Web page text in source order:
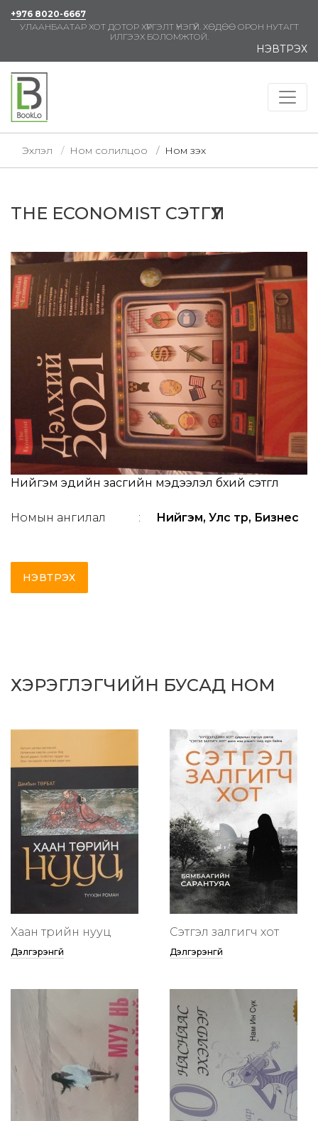
+976 8020-6667
УЛААНБААТАР ХОТ ДОТОР ХҮРГЭЛТ ҮНЭГҮЙ. ХӨДӨӨ ОРОН НУТАГТ
ИЛГЭЭХ БОЛОМЖТОЙ.
НЭВТРЭХ
Эхлэл Ном солилцоо Ном үзэх
THE ECONOMIST СЭТГҮҮЛ
Нийгэм эдийн засгийн мэдээлэл бүхий сэтгүүл
Номын ангилал : Нийгэм, Улс төр, Бизнес
НЭВТРЭХ
ХЭРЭГЛЭГЧИЙН БУСАД НОМ
Хаан төрийн нууц
Дэлгэрэнгүй
Сэтгэл залгигч хот
Дэлгэрэнгүй